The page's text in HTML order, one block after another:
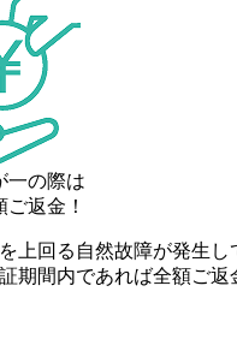
一の際は
ご返金！
上回る自然故障が発生し
期間内であれば全額ご返